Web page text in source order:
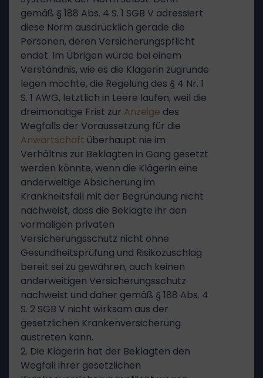
gemäß § 188 Abs. 4 S. 1 SGB V adressiert
diese Norm ausdrücklich gerade die
Personen, deren Versicherungspflicht
endet. Im Übrigen würde bei einem
Verständnis, wie es die Klägerin zugrunde
legen möchte, die Regelung des § 4 Nr. 1
S. 1 AWG, letztlich in Leere laufen, weil die
dreimonatige Frist zur Anzeige des
Wegfalls der Voraussetzung für die
Anwartschaft überhaupt nie im
Verhältnis zur Beklagten in Gang gesetzt
werden könnte, wenn die Klägerin eine
anderweitige Absicherung im
Krankheitsfall mit der Begründung nicht
nachweist, dass die Beklagte ihr den
vormaligen privaten
Versicherungsschutz nicht ohne
Gesundheitsprüfung und Risikozuschlag
bereit sei zu gewähren, auch keinen
anderweitigen Versicherungsschutz
nachweist und daher gemäß § 188 Abs. 4
S. 2 SGB V nicht wirksam aus der
gesetzlichen Krankenversicherung
austreten kann.
2. Die Klägerin hat der Beklagten den
Wegfall ihrer gesetzlichen